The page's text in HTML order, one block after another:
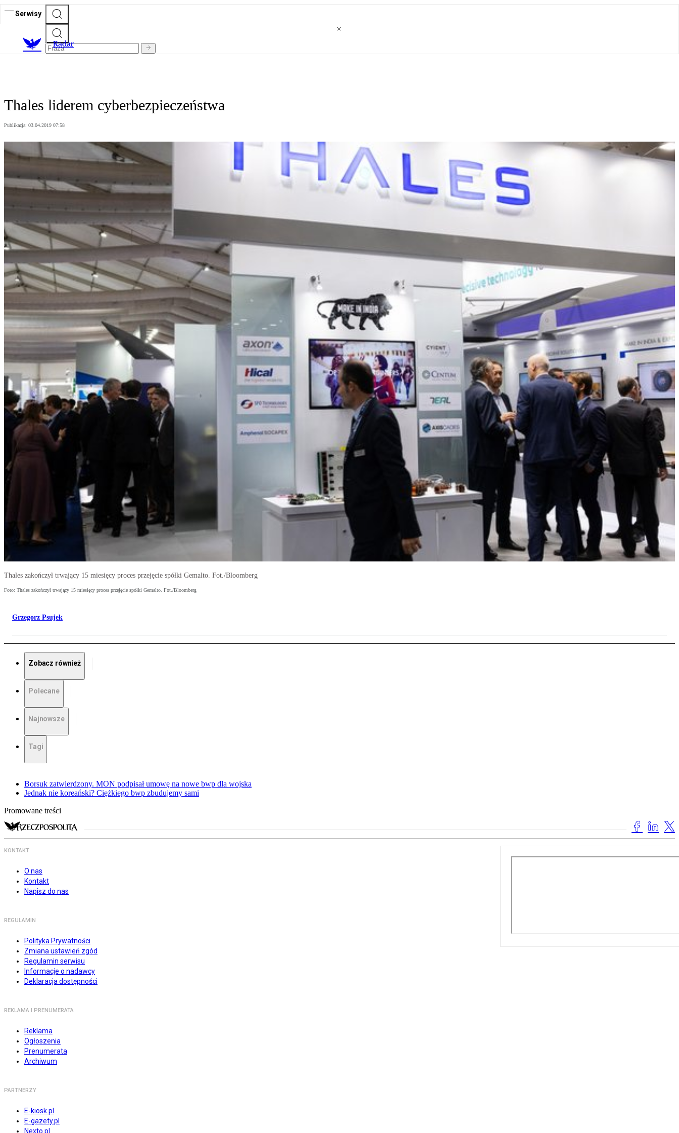
Serwisy
Radar
Thales liderem cyberbezpieczeństwa
Publikacja: 03.04.2019 07:58
Thales zakończył trwający 15 miesięcy proces przejęcie spółki Gemalto. Fot./Bloomberg
Foto: Thales zakończył trwający 15 miesięcy proces przejęcie spółki Gemalto. Fot./Bloomberg
Grzegorz Psujek
Zobacz również
Polecane
Najnowsze
Tagi
Borsuk zatwierdzony. MON podpisał umowę na nowe bwp dla wojska
Jednak nie koreański? Ciężkiego bwp zbudujemy sami
Promowane treści
KONTAKT
O nas
Kontakt
Napisz do nas
REGULAMIN
Polityka Prywatności
Zmiana ustawień zgód
Regulamin serwisu
Informacje o nadawcy
Deklaracja dostępności
REKLAMA I PRENUMERATA
Reklama
Ogłoszenia
Prenumerata
Archiwum
PARTNERZY
E-kiosk.pl
E-gazety.pl
Nexto.pl